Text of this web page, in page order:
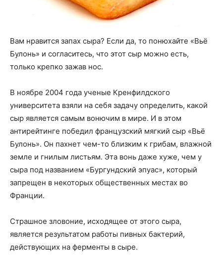
Вам нравится запах сыра? Если да, то понюхайте «Вьё
Булонь» и согласитесь, что этот сыр можно есть,
только крепко зажав нос.
В ноябре 2004 года ученые Кренфилдского
университета взяли на себя задачу определить, какой
сыр является самым вонючим в мире. И в этом
антирейтинге победил французский мягкий сыр «Вьё
Булонь». Он пахнет чем-то близким к грибам, влажной
земле и гнилым листьям. Эта вонь даже хуже, чем у
сыра под названием «Бургундский эпуас», который
запрещен в некоторых общественных местах во
Франции.
Страшное зловоние, исходящее от этого сыра,
является результатом работы пивных бактерий,
действующих на ферменты в сыре.